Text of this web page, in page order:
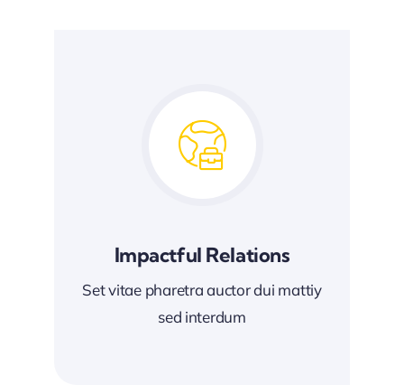
Impactful Relations
Set vitae pharetra auctor dui mattiy
sed interdum